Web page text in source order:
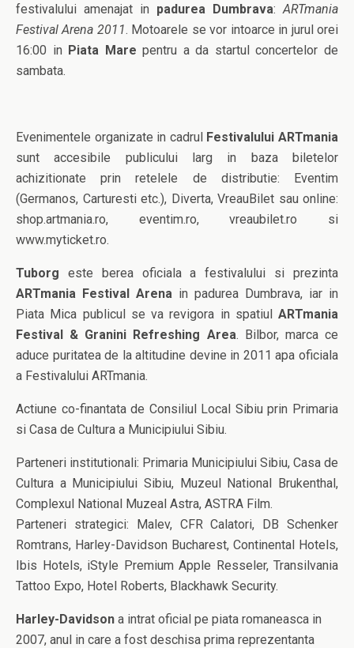
festivalului amenajat in padurea Dumbrava:ARTmania
Festival Arena 2011. Motoarele se vor intoarce in jurul orei
16:00 in Piata Mare pentru a da startul concertelor de
sambata.
Evenimentele organizate in cadrul Festivalului ARTmania
sunt accesibile publicului larg in baza biletelor
achizitionate prin retelele de distributie: Eventim
(Germanos, Carturesti etc.), Diverta, VreauBilet sau online:
shop.artmania.ro, eventim.ro, vreaubilet.ro si
www.myticket.ro.
Tuborg este berea oficiala a festivalului si prezinta
ARTmania Festival Arena in padurea Dumbrava, iar in
Piata Mica publicul se va revigora in spatiul ARTmania
Festival & Granini Refreshing Area. Bilbor, marca ce
aduce puritatea de la altitudine devine in 2011 apa oficiala
a Festivalului ARTmania.
Actiune co-finantata de Consiliul Local Sibiu prin Primaria
si Casa de Cultura a Municipiului Sibiu.
Parteneri institutionali: Primaria Municipiului Sibiu, Casa de
Cultura a Municipiului Sibiu, Muzeul National Brukenthal,
Complexul National Muzeal Astra, ASTRA Film.
Parteneri strategici: Malev, CFR Calatori, DB Schenker
Romtrans, Harley-Davidson Bucharest, Continental Hotels,
Ibis Hotels, iStyle Premium Apple Resseler, Transilvania
Tattoo Expo, Hotel Roberts, Blackhawk Security.
Harley-Davidson a intrat oficial pe piata romaneasca in
2007, anul in care a fost deschisa prima reprezentanta